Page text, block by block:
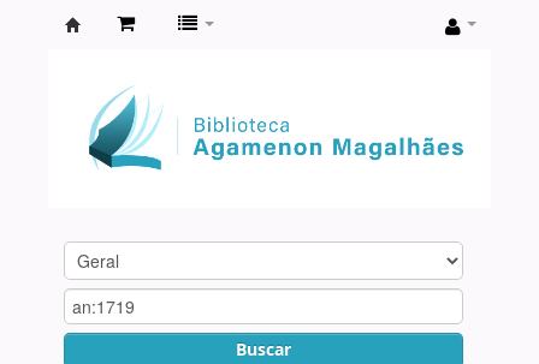
Agamenon
Magalhães
Buscar